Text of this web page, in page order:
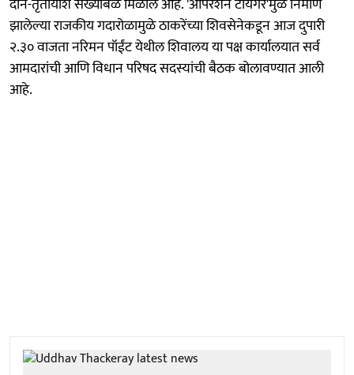
झालेल्या राजकीय गदारोळामुळे ठाकरेंच्या शिवसेनेकडून आज दुपारी
२.३० वाजता नरिमन पॉईंट येथील शिवालय या पक्ष कार्यालयात सर्व
आमदारांची आणि विधान परिषद सदस्यांची बैठक बोलावण्यात आली
आहे.